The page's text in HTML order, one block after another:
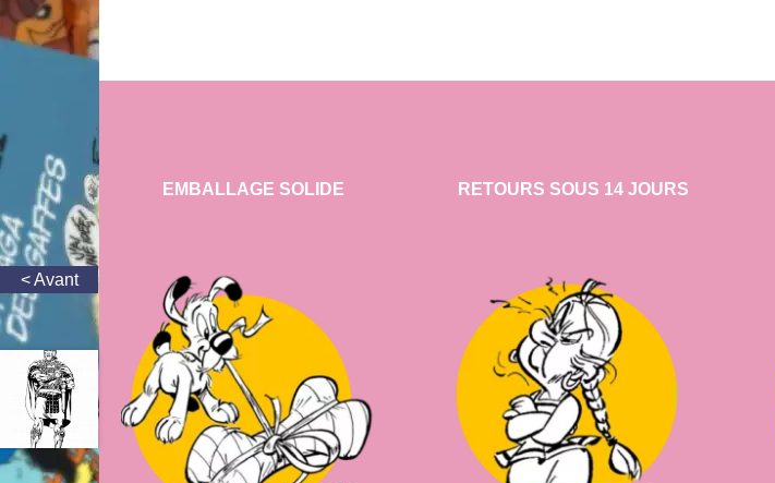
EMBALLAGE SOLIDE RETOURS SOUS 14 JOURS